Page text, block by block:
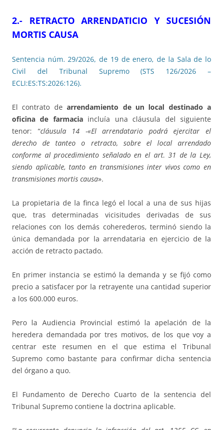
2.- RETRACTO ARRENDATICIO Y SUCESIÓN
MORTIS CAUSA
Sentencia núm. 29/2026, de 19 de enero, de la Sala de lo
Civil del Tribunal Supremo (STS 126/2026 –
ECLI:ES:TS:2026:126).
El contrato dearrendamiento de un local destinado a
oficina de farmaciaincluía una cláusula del siguiente
tenor: “cláusula 14 -«El arrendatario podrá ejercitar el
derecho de tanteo o retracto, sobre el local arrendado
conforme al procedimiento señalado en el art. 31 de la Ley,
siendo aplicable, tanto en transmisiones inter vivos como en
transmisiones mortis causa».
La propietaria de la finca legó el local a una de sus hijas
que, tras determinadas vicisitudes derivadas de sus
relaciones con los demás coherederos, terminó siendo la
única demandada por la arrendataria en ejercicio de la
acción de retracto pactado.
En primer instancia se estimó la demanda y se fijó como
precio a satisfacer por la retrayente una cantidad superior
a los 600.000 euros.
Pero la Audiencia Provincial estimó la apelación de la
heredera demandada por tres motivos, de los que voy a
centrar este resumen en el que estima el Tribunal
Supremo como bastante para confirmar dicha sentencia
del órgano a quo.
El Fundamento de Derecho Cuarto de la sentencia del
Tribunal Supremo contiene la doctrina aplicable.